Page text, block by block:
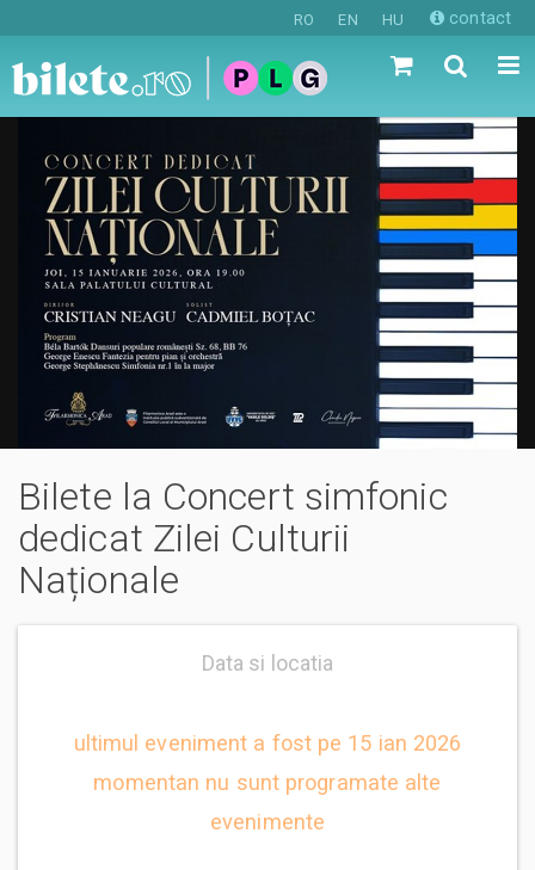
RO EN HU contact
Bilete la Concert simfonic
dedicat Zilei Culturii
Naționale
Data si locatia
ultimul eveniment a fost pe 15 ian 2026
momentan nu sunt programate alte
evenimente